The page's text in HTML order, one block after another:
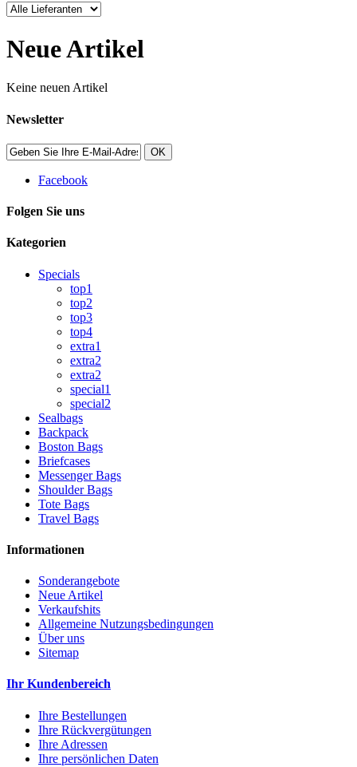
Neue Artikel
Keine neuen Artikel
Newsletter
OK
Facebook
Folgen Sie uns
Kategorien
Specials
top1
top2
top3
top4
extra1
extra2
extra2
special1
special2
Sealbags
Backpack
Boston Bags
Briefcases
Messenger Bags
Shoulder Bags
Tote Bags
Travel Bags
Informationen
Sonderangebote
Neue Artikel
Verkaufshits
Allgemeine Nutzungsbedingungen
Über uns
Sitemap
Ihr Kundenbereich
Ihre Bestellungen
Ihre Rückvergütungen
Ihre Adressen
Ihre persönlichen Daten